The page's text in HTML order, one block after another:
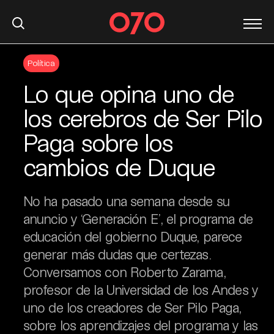
Política
Lo que opina uno de
los cerebros de Ser Pilo
Paga sobre los
cambios de Duque
No ha pasado una semana desde su
anuncio y ‘Generación E’, el programa de
educación del gobierno Duque, parece
generar más dudas que certezas.
Conversamos con Roberto Zarama,
profesor de la Universidad de los Andes y
uno de los creadores de Ser Pilo Paga,
sobre los aprendizajes del programa y las